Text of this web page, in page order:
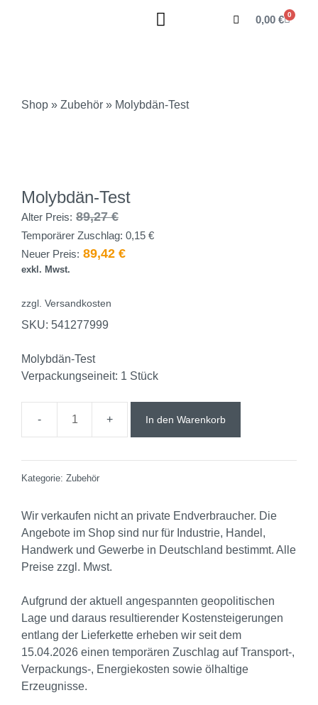
0,00 € 0
Shop » Zubehör » Molybdän-Test
Molybdän-Test
Alter Preis: 89,27€
Temporärer Zuschlag: 0,15 €
Neuer Preis: 89,42 €
exkl. Mwst.
zzgl. Versandkosten
SKU: 541277999
Molybdän-Test
Verpackungseineit: 1 Stück
In den Warenkorb
Kategorie: Zubehör
Wir verkaufen nicht an private Endverbraucher. Die
Angebote im Shop sind nur für Industrie, Handel,
Handwerk und Gewerbe in Deutschland bestimmt. Alle
Preise zzgl. Mwst.
Aufgrund der aktuell angespannten geopolitischen
Lage und daraus resultierender Kostensteigerungen
entlang der Lieferkette erheben wir seit dem
15.04.2026 einen temporären Zuschlag auf Transport‑,
Verpackungs‑, Energiekosten sowie ölhaltige
Erzeugnisse.